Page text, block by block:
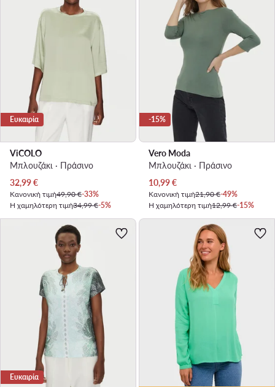
Ευκαιρία
ViCOLO
Μπλουζάκι · Πράσινο
Τρέχουσα τιμή
32,99€
Κανονική τιμή49,90 €-33%
Η χαμηλότερη τιμή34,99 €-5%
-15%
Vero Moda
Μπλουζάκι · Πράσινο
Τρέχουσα τιμή
10,99€
Κανονική τιμή21,90 €-49%
Η χαμηλότερη τιμή12,99 €-15%
Ευκαιρία